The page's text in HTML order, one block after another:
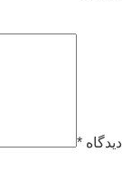
دیدگاه *